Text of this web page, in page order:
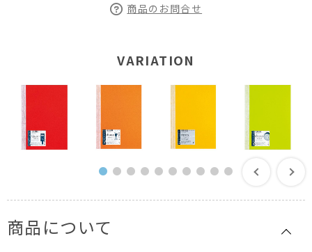
商品のお問合せ
VARIATION
商品について